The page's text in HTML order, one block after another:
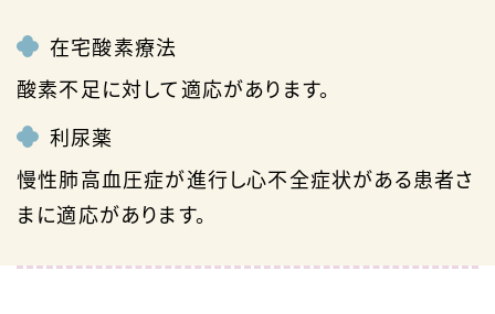
在宅酸素療法
酸素不足に対して適応があります。
利尿薬
慢性肺高血圧症が進行し心不全症状がある患者さ
まに適応があります。